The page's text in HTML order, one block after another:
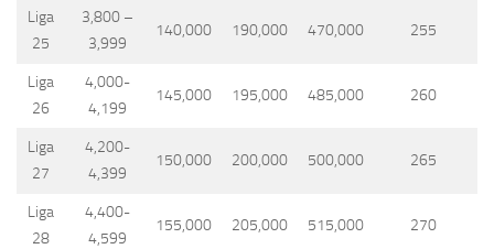
Liga
25
3,800 –
3,999
140,000 190,000 470,000 255
Liga
26
4,000-
4,199
145,000 195,000 485,000 260
Liga
27
4,200-
4,399
150,000 200,000 500,000 265
Liga
28
4,400-
4,599
155,000 205,000 515,000 270